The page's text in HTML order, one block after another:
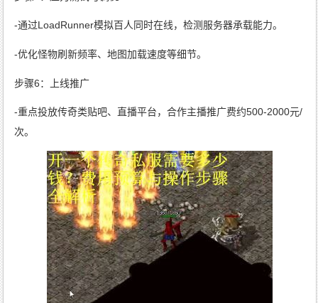
-通过LoadRunner模拟百人同时在线，检测服务器承载能力。
-优化怪物刷新频率、地图加载速度等细节。
步骤6：上线推广
-重点投放传奇类贴吧、直播平台，合作主播推广费约500-2000元/
次。